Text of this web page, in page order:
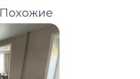
Похожие